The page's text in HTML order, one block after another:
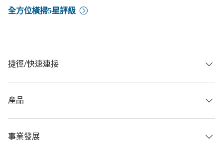
全方位橫掃5星評級
捷徑/快速連接
產品
事業發展